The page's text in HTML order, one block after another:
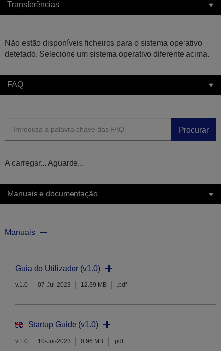
Transferências
Não estão disponíveis ficheiros para o sistema operativo
detetado. Selecione um sistema operativo diferente acima.
FAQ
Procurar
A carregar... Aguarde...
Manuais e documentação
Manuais
Guia do Utilizador (v1.0)
v.1.0 07-Jul-2023 12.39 MB .pdf
Startup Guide (v1.0)
v.1.0 10-Jul-2023 0.96 MB .pdf